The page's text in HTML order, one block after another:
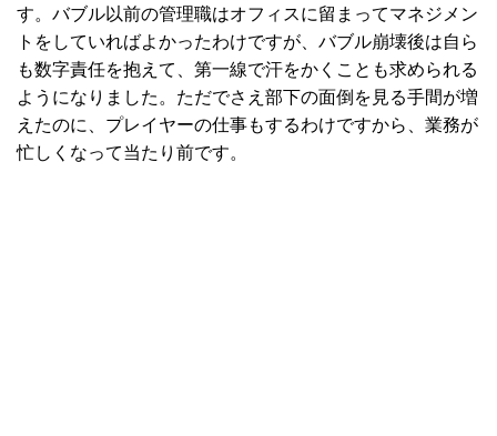
す。バブル以前の管理職はオフィスに留まってマネジメン
トをしていればよかったわけですが、バブル崩壊後は自ら
も数字責任を抱えて、第一線で汗をかくことも求められる
ようになりました。ただでさえ部下の面倒を見る手間が増
えたのに、プレイヤーの仕事もするわけですから、業務が
忙しくなって当たり前です。